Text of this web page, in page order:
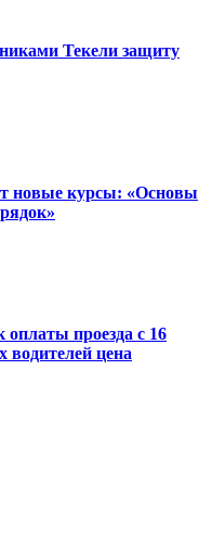
Текели защиту
новые курсы: «Основы
проезда с 16
водителей цена